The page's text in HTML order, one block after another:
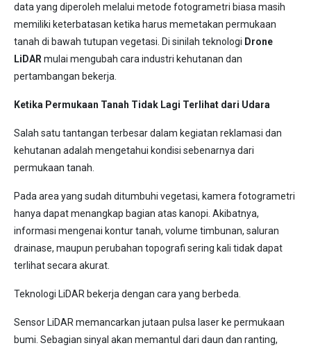
data yang diperoleh melalui metode fotogrametri biasa masih
memiliki keterbatasan ketika harus memetakan permukaan
tanah di bawah tutupan vegetasi. Di sinilah teknologi Drone
LiDAR mulai mengubah cara industri kehutanan dan
pertambangan bekerja.
Ketika Permukaan Tanah Tidak Lagi Terlihat dari Udara
Salah satu tantangan terbesar dalam kegiatan reklamasi dan
kehutanan adalah mengetahui kondisi sebenarnya dari
permukaan tanah.
Pada area yang sudah ditumbuhi vegetasi, kamera fotogrametri
hanya dapat menangkap bagian atas kanopi. Akibatnya,
informasi mengenai kontur tanah, volume timbunan, saluran
drainase, maupun perubahan topografi sering kali tidak dapat
terlihat secara akurat.
Teknologi LiDAR bekerja dengan cara yang berbeda.
Sensor LiDAR memancarkan jutaan pulsa laser ke permukaan
bumi. Sebagian sinyal akan memantul dari daun dan ranting,